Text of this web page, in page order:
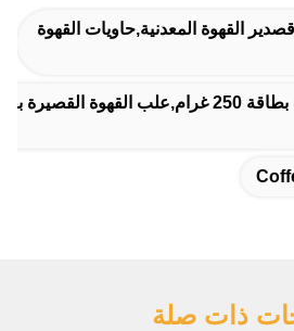
القهوة المعدنية,حاويات القهوة
القهوة الدائرية
ذات صلة